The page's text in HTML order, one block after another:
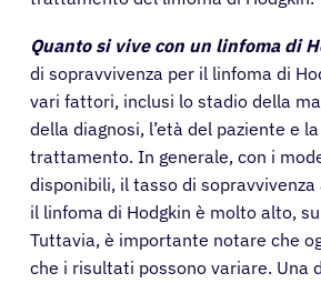
Quanto si vive con un linfoma di
di sopravvivenza per il linfoma di
vari fattori, inclusi lo stadio della
della diagnosi, l’età del paziente e
trattamento. In generale, con i
disponibili, il tasso di
il linfoma di Hodgkin è molto alto,
Tuttavia, è importante notare che
che i risultati possono variare. Una